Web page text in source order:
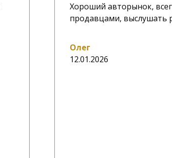
Хороший авторынок,
продавцами, выслушать
Олег
12.01.2026